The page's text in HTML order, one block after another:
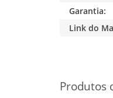
Garantia:
Link do